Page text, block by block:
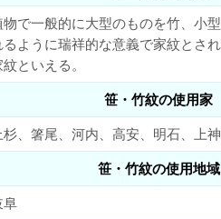
で一般的に大型のものを竹、小
ように瑞祥的な意義で家紋とさ
といえる。
笹・竹紋の使用家
、箸尾、河内、高安、明石、上
笹・竹紋の使用地域
阜